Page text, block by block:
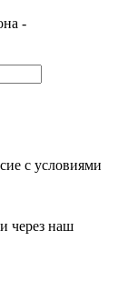
-
с условиями
через наш